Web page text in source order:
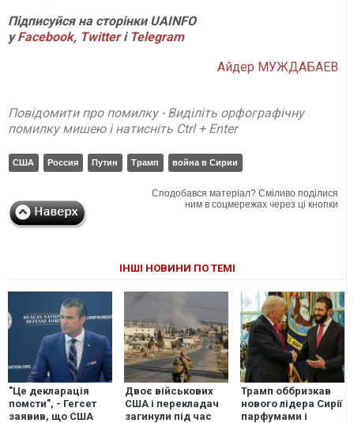
Підписуйся на сторінки UAINFO
уFacebook, Twitter і Telegram
Айдер МУЖДАБАЕВ
Повідомити про помилку - Виділіть орфографічну
помилку мишею і натисніть Ctrl + Enter
США Россия Путин Трамп война в Сирии
Сподобався матеріал? Сміливо поділися
ним в соцмережах через ці кнопки
ІНШІ НОВИНИ ПО ТЕМІ
"Це декларація
помсти", - Гегсет
заявив, що США
Двоє військових
США і перекладач
загинули під час
Трамп оббризкав
нового лідера Сирії
парфумами і